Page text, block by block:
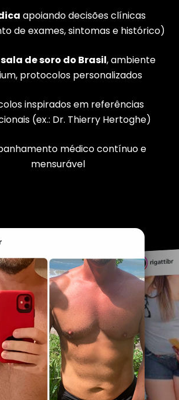
apoiando decisões clínicas
de exames, sintomas e histórico)
de soro do Brasil, ambiente
protocolos personalizados
inspirados em referências
(ex.: Dr. Thierry Hertoghe)
médico contínuo e
mensurável